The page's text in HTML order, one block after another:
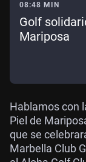
08:48 MIN
Golf
Mariposa
Hablamos con
Piel de
que se
Marbella Club